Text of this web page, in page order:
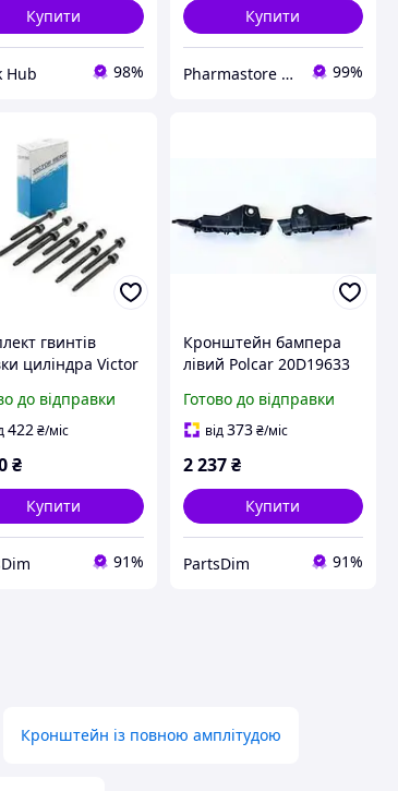
Купити
Hub 98%
Купити
Pharmastore DISCOUNT 99%
гвинтів
циліндра Victor
Porsche та VW
фіксація ГБЦ і
до відправки
422 ₴/міс
₴
Купити
91%
Кронштейн бампера
лівий Polcar 20D19633
B (2004-2014) надійна
фіксація та ідеальне
Готово до відправки
від373₴/міс
2 237₴
Купити
PartsDim 91%
Кронштейн із повною амплітудою